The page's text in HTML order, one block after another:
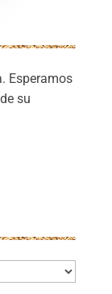
Esperamos
su